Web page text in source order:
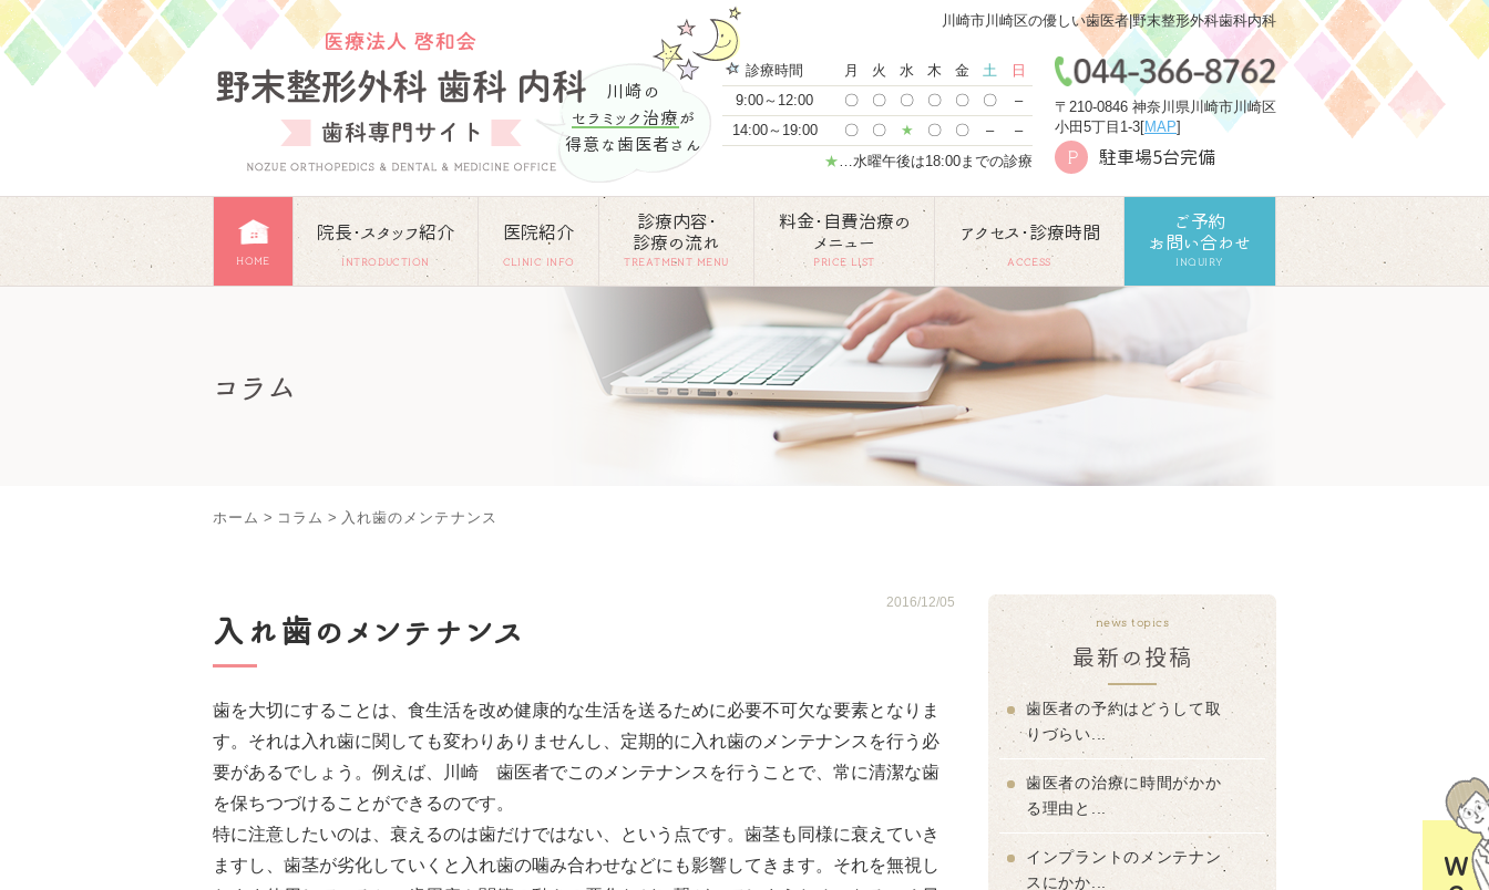
川崎市川崎区の優しい歯医者|野末整形外科歯科内科
川崎の
セラミック治療 が
得意な歯医者さん
診療時間 月 火 水 木 金 土
日
9:00～12:00
〇 〇 〇 〇 〇 〇
–
14:00～19:00
〇 〇 ★ 〇 〇 –
–
★…水曜午後は18:00までの診療
〒210-0846 神奈川県川崎市川崎区
小田5丁目1-3[MAP]
P 駐車場5台完備
HOME
院長･スタッフ紹介
INTRODUCTION
医院紹介
CLINIC INFO
診療内容･
診療の流れ
TREATMENT MENU
料金･自費治療の
メニュー
PRICE LIST
アクセス･診療時間
ACCESS
ご予約
お問い合わせ
INQUIRY
コラム
ホーム > コラム > 入れ歯のメンテナンス
2016/12/05
入れ歯のメンテナンス
歯を大切にすることは、食生活を改め健康的な生活を送るために必要不可欠な要素となりま
す。それは入れ歯に関しても変わりありませんし、定期的に入れ歯のメンテナンスを行う必
要があるでしょう。例えば、川崎 歯医者でこのメンテナンスを行うことで、常に清潔な歯
を保ちつづけることができるのです。
特に注意したいのは、衰えるのは歯だけではない、という点です。歯茎も同様に衰えていき
ますし、歯茎が劣化していくと入れ歯の噛み合わせなどにも影響してきます。それを無視し
news topics
最新の投稿
歯医者の予約はどうして取
りづらい...
歯医者の治療に時間がかか
る理由と...
インプラントのメンテナン
スにかか...